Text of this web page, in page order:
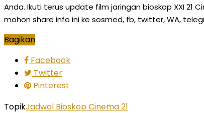
Anda. Ikuti terus update film jaringan bioskop XXI 21
mohon share info ini ke sosmed, fb, twitter, WA,
Bagikan
Facebook
Twitter
Pinterest
TopikJadwal Bioskop Cinema 21